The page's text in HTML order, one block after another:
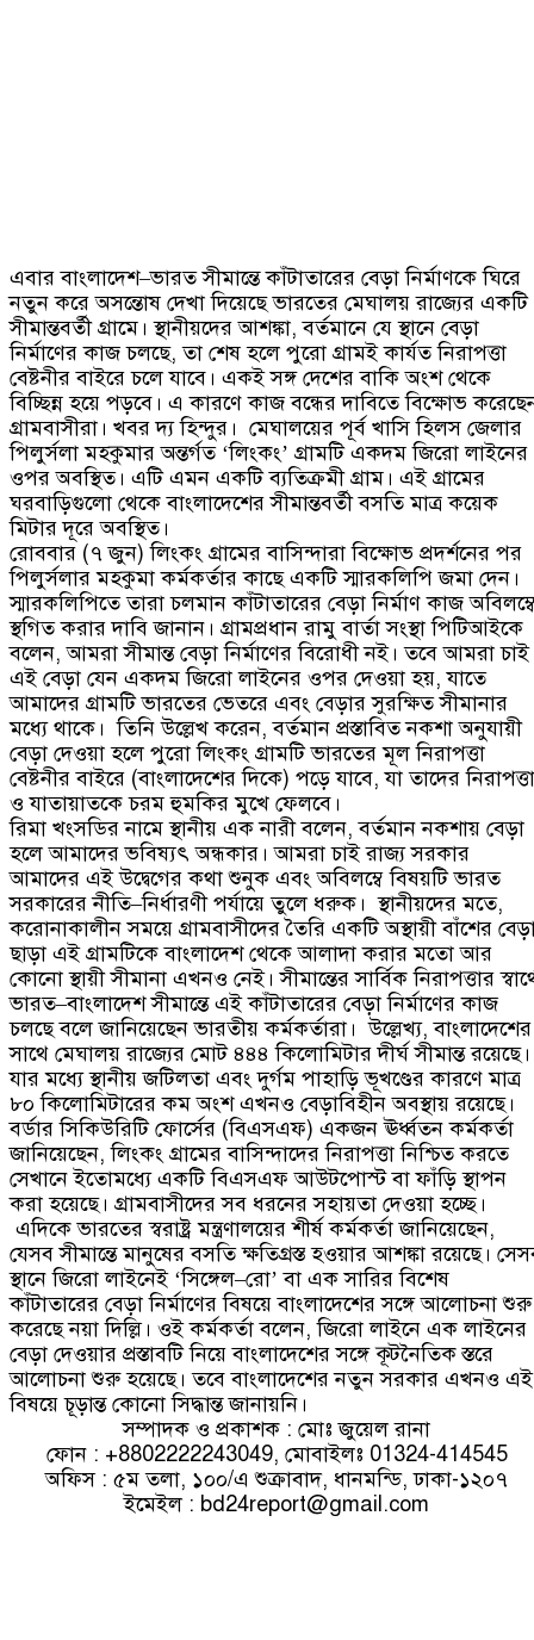
এবার বাংলাদেশ–ভারত সীমান্তে কাঁটাতারের বেড়া নির্মাণকে ঘিরে
নতুন করে অসন্তোষ দেখা দিয়েছে ভারতের মেঘালয় রাজ্যের একটি
সীমান্তবর্তী গ্রামে। স্থানীয়দের আশঙ্কা,বর্তমানে যে স্থানে বেড়া
নির্মাণের কাজ চলছে,তা শেষ হলে পুরো গ্রামই কার্যত নিরাপত্তা
বেষ্টনীর বাইরে চলে যাবে। একই সঙ্গ দেশের বাকি অংশ থেকে
বিচ্ছিন্ন হয়ে পড়বে। এ কারণে কাজ বন্ধের দাবিতে বিক্ষোভ
গ্রামবাসীরা। খবর দ্য হিন্দুর। মেঘালয়ের পূর্ব খাসি হিলস জেলার
পিলুর্সলা মহকুমার অন্তর্গত‘লিংকং’ গ্রামটি একদম জিরো লাইনের
ওপর অবস্থিত। এটি এমন একটি ব্যতিক্রমী গ্রাম। এই গ্রামের
ঘরবাড়িগুলো থেকে বাংলাদেশের সীমান্তবর্তী বসতি মাত্র কয়েক
মিটার দূরে অবস্থিত।
রোববার (৭ জুন)লিংকং গ্রামের বাসিন্দারা বিক্ষোভ প্রদর্শনের পর
পিলুর্সলার মহকুমা কর্মকর্তার কাছে একটি স্মারকলিপি জমা দেন।
স্মারকলিপিতে তারা চলমান কাঁটাতারের বেড়া নির্মাণ কাজ
স্থগিত করার দাবি জানান। গ্রামপ্রধান রামু বার্তা সংস্থা পিটিআইকে
বলেন,আমরা সীমান্ত বেড়া নির্মাণের বিরোধী নই। তবে আমরা চাই
এই বেড়া যেন একদম জিরো লাইনের ওপর দেওয়া হয়,যাতে
আমাদের গ্রামটি ভারতের ভেতরে এবং বেড়ার সুরক্ষিত সীমানার
মধ্যে থাকে। তিনি উল্লেখ করেন,বর্তমান প্রস্তাবিত নকশা অনুযায়ী
বেড়া দেওয়া হলে পুরো লিংকং গ্রামটি ভারতের মূল নিরাপত্তা
বেষ্টনীর বাইরে (বাংলাদেশের দিকে) পড়ে যাবে,যা তাদের নিরাপত্তা
ও যাতায়াতকে চরম হুমকির মুখে ফেলবে।
রিমা খংসডির নামে স্থানীয় এক নারী বলেন,বর্তমান নকশায় বেড়া
হলে আমাদের ভবিষ্যৎ অন্ধকার। আমরা চাই রাজ্য সরকার
আমাদের এই উদ্বেগের কথা শুনুক এবং অবিলম্বে বিষয়টি ভারত
সরকারের নীতি–নির্ধারণী পর্যায়ে তুলে ধরুক। স্থানীয়দের মতে,
করোনাকালীন সময়ে গ্রামবাসীদের তৈরি একটি অস্থায়ী বাঁশের
ছাড়া এই গ্রামটিকে বাংলাদেশ থেকে আলাদা করার মতো আর
কোনো স্থায়ী সীমানা এখনও নেই। সীমান্তের সার্বিক নিরাপত্তার
ভারত–বাংলাদেশ সীমান্তে এই কাঁটাতারের বেড়া নির্মাণের কাজ
চলছে বলে জানিয়েছেন ভারতীয় কর্মকর্তারা। উল্লেখ্য,বাংলাদেশের
সাথে মেঘালয় রাজ্যের মোট ৪৪৪ কিলোমিটার দীর্ঘ সীমান্ত রয়েছে।
যার মধ্যে স্থানীয় জটিলতা এবং দুর্গম পাহাড়ি ভূখণ্ডের কারণে মাত্র
৮০ কিলোমিটারের কম অংশ এখনও বেড়াবিহীন অবস্থায় রয়েছে।
বর্ডার সিকিউরিটি ফোর্সের (বিএসএফ) একজন ঊর্ধ্বতন কর্মকর্তা
জানিয়েছেন,লিংকং গ্রামের বাসিন্দাদের নিরাপত্তা নিশ্চিত করতে
সেখানে ইতোমধ্যে একটি বিএসএফ আউটপোস্ট বা ফাঁড়ি স্থাপন
করা হয়েছে। গ্রামবাসীদের সব ধরনের সহায়তা দেওয়া হচ্ছে।
এদিকে ভারতের স্বরাষ্ট্র মন্ত্রণালয়ের শীর্ষ কর্মকর্তা জানিয়েছেন,
যেসব সীমান্তে মানুষের বসতি ক্ষতিগ্রস্ত হওয়ার আশঙ্কা রয়েছে।
স্থানে জিরো লাইনেই‘সিঙ্গেল–রো’বা এক সারির বিশেষ
কাঁটাতারের বেড়া নির্মাণের বিষয়ে বাংলাদেশের সঙ্গে আলোচনা শুরু
করেছে নয়া দিল্লি। ওই কর্মকর্তা বলেন,জিরো লাইনে এক লাইনের
বেড়া দেওয়ার প্রস্তাবটি নিয়ে বাংলাদেশের সঙ্গে কূটনৈতিক স্তরে
আলোচনা শুরু হয়েছে। তবে বাংলাদেশের নতুন সরকার এখনও এই
বিষয়ে চূড়ান্ত কোনো সিদ্ধান্ত জানায়নি।
সম্পাদক ও প্রকাশক : মোঃ জুয়েল রানা
ফোন : +8802222243049, মোবাইলঃ 01324-414545
অফিস : ৫ম তলা, ১০০/এ শুক্রাবাদ, ধানমন্ডি, ঢাকা-১২০৭
ইমেইল : bd24report@gmail.com